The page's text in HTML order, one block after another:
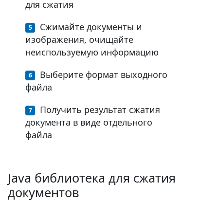
для сжатия
Сжимайте документы и
изображения, очищайте
неиспользуемую информацию
Выберите формат выходного
файла
Получить результат сжатия
документа в виде отдельного
файла
Java библиотека для сжатия
документов